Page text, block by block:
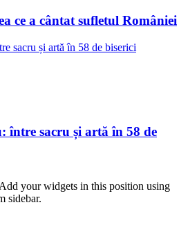
ce a cântat sufletul României
între sacru și artă în 58 de
your widgets in this position using
sidebar.